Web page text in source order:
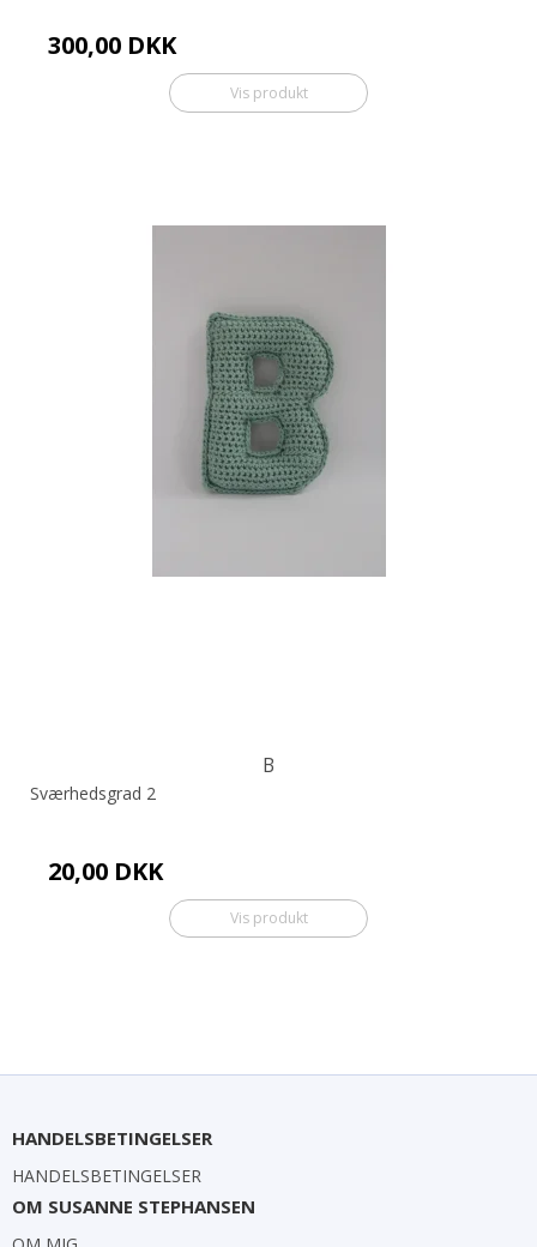
300,00 DKK
Vis produkt
B
Sværhedsgrad 2
20,00 DKK
Vis produkt
HANDELSBETINGELSER
HANDELSBETINGELSER
OM SUSANNE STEPHANSEN